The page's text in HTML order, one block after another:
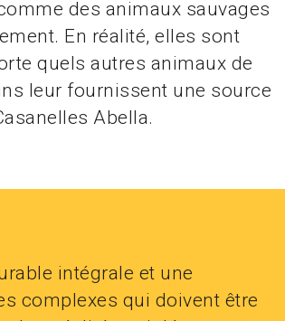
des animaux sauvages
En réalité, elles sont
quels autres animaux de
leur fournissent une source
Abella.
intégrale et une
complexes qui doivent être